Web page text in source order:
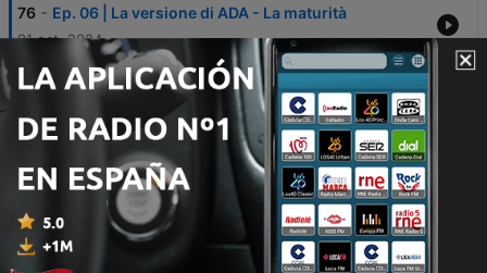
76 - Ep. 06 | La versione di ADA - La maturità
01 oct. 2024
75 - Ep. 05 | La versione di ADA - L’Adolescenza
Ep. 04 | La versione di ADA - My Parents
17 sep. 2024
73 - Ep. 03 | La versione di ADA - Oblio
10 sep. 2024